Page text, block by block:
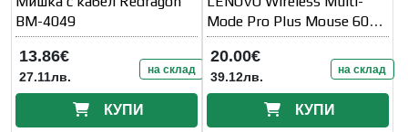
BM-4049
13.86€
27.11лв. на склад
КУПИ
Mode Pro Plus Mouse 6050
Eclipse
20.00€
39.12лв. на склад
КУПИ